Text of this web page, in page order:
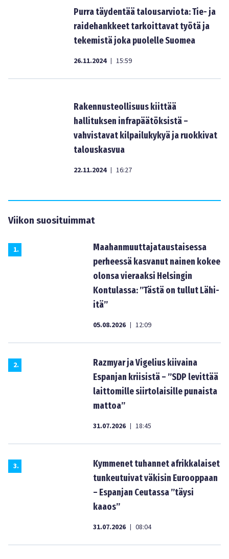
Purra täydentää talousarviota: Tie- ja
raidehankkeet tarkoittavat työtä ja
tekemistä joka puolelle Suomea
26.11.2024 | 15:59
Rakennusteollisuus kiittää
hallituksen infrapäätöksistä –
vahvistavat kilpailukykyä ja ruokkivat
talouskasvua
22.11.2024 | 16:27
Viikon suosituimmat
1.
Maahanmuuttajataustaisessa
perheessä kasvanut nainen kokee
olonsa vieraaksi Helsingin
Kontulassa: ”Tästä on tullut Lähi-
itä”
05.08.2026 | 12:09
2.
Razmyar ja Vigelius kiivaina
Espanjan kriisistä – ”SDP levittää
laittomille siirtolaisille punaista
mattoa”
31.07.2026 | 18:45
3.
Kymmenet tuhannet afrikkalaiset
tunkeutuivat väkisin Eurooppaan
– Espanjan Ceutassa ”täysi
kaaos”
31.07.2026 | 08:04